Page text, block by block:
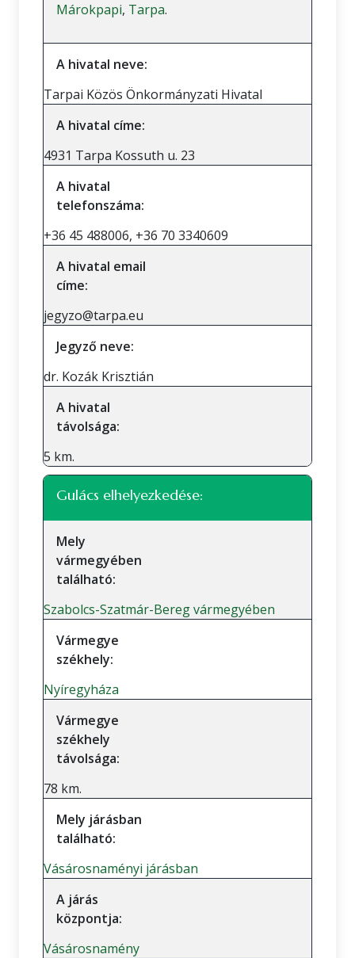
Márokpapi, Tarpa.
A hivatal neve:
Tarpai Közös Önkormányzati Hivatal
A hivatal címe:
4931 Tarpa Kossuth u. 23
A hivatal
telefonszáma:
+36 45 488006, +36 70 3340609
A hivatal email
címe:
jegyzo@tarpa.eu
Jegyző neve:
dr. Kozák Krisztián
A hivatal
távolsága:
5 km.
Gulács elhelyezkedése:
Mely
vármegyében
található:
Szabolcs-Szatmár-Bereg vármegyében
Vármegye
székhely:
Nyíregyháza
Vármegye
székhely
távolsága:
78 km.
Mely járásban
található:
Vásárosnaményi járásban
A járás
központja:
Vásárosnamény